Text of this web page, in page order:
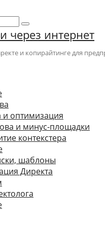
через интернет
и копирайтинге для
и оптимизация
и минус-площадки
контекстера
шаблоны
Директа